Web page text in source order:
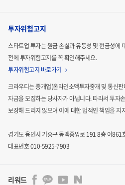
투자위험고지
스타트업 투자는 원금 손실과 유동성 및 현금성에
전에 투자위험고지를 꼭 확인해주세요.
투자위험고지 바로가기
크라우디는 중개업(온라인소액투자중개 및 통신
자금을 모집하는당사자가 아닙니다. 따라서 투자
보장해 드리지 않으며 이에 대한 법적인 책임을 지
경기도 용인시 기흥구 동백중앙로 191 8층 이861
대표번호 010-5925-7903
리워드